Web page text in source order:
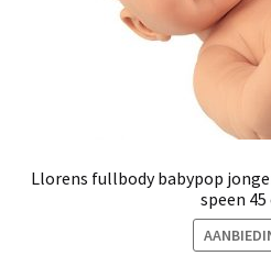
Llorens fullbody babypop
speen 45